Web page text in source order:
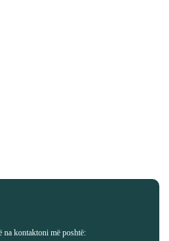
na kontaktoni më poshtë: